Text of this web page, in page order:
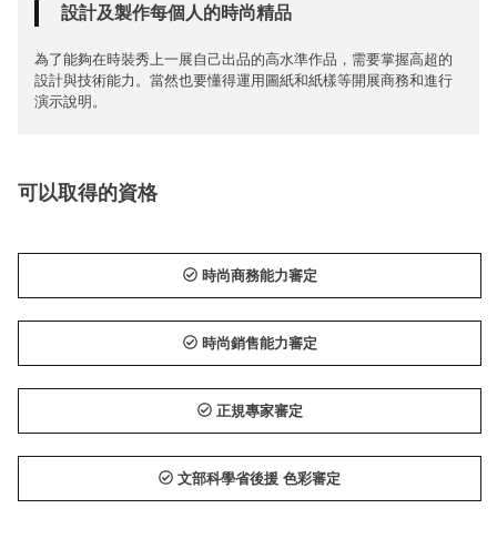
設計及製作每個人的時尚精品
為了能夠在時裝秀上一展自己出品的高水準作品，需要掌握高超的
設計與技術能力。當然也要懂得運用圖紙和紙樣等開展商務和進行
演示說明。
可以取得的資格
時尚商務能力審定
時尚銷售能力審定
正規專家審定
文部科學省後援 色彩審定